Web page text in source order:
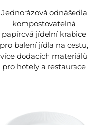
Jednorázová odnášedla
kompostovatelná
papírová jídelní krabice
pro balení jídla na cestu,
více dodacích materiálů
pro hotely a restaurace